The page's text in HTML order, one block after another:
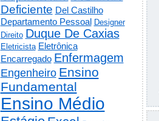
Deficiente Del Castilho
Departamento Pessoal Designer
Direito Duque De Caxias
Eletricista Eletrônica
Encarregado Enfermagem
Engenheiro Ensino
Fundamental
Ensino Médio